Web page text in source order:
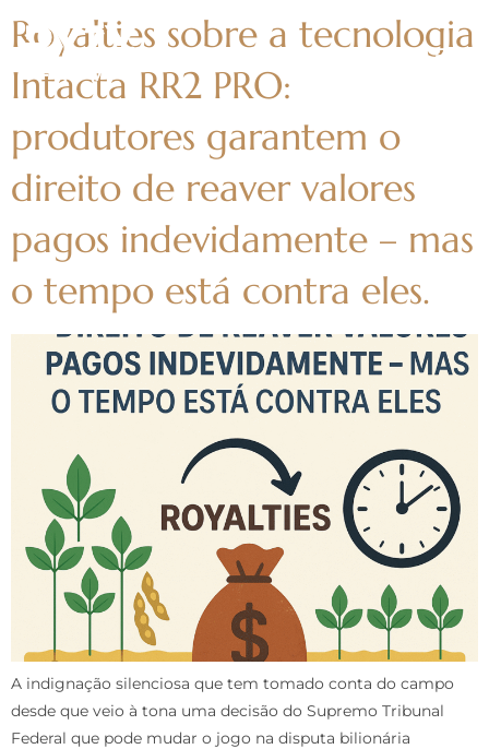
Royalties sobre a tecnologia
Intacta RR2 PRO:
produtores garantem o
direito de reaver valores
pagos indevidamente – mas
o tempo está contra eles.
A indignação silenciosa que tem tomado conta do campo
desde que veio à tona uma decisão do Supremo Tribunal
Federal que pode mudar o jogo na disputa bilionária